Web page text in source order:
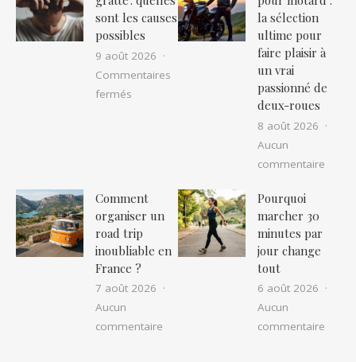
sont les causes
possibles
9 août 2026
Commentaires
fermés sur Cuir chevelu gratte : quelles sont les
la sélection
ultime pour
faire plaisir à
un vrai
passionné de
deux-roues
8 août 2026
Aucun
commentaire
Comment
organiser un
road trip
inoubliable en
France ?
7 août 2026
Aucun
commentaire sur Comment organiser un road trip
Pourquoi
marcher 30
minutes par
jour change
tout
6 août 2026
Aucun
commentaire